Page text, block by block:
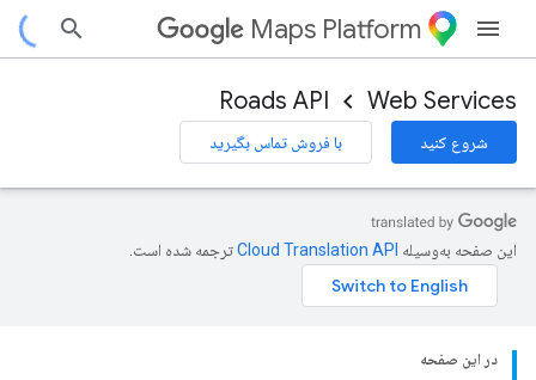
Maps Platform
Web Services
Roads API
شروع کنید با فروش تماس بگیرید
این صفحه به‌وسیله ترجمه شده است.
در این صفحه